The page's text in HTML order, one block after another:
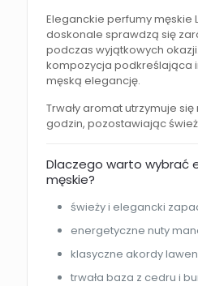
Eleganckie perfumy męskie
doskonale sprawdzą się
podczas wyjątkowych
kompozycja podkreślająca
męską elegancję.
Trwały aromat utrzymuje
godzin, pozostawiając
Dlaczego warto wybrać
męskie?
świeży i elegancki
energetyczne nuty
klasyczne akordy
trwała baza z cedru i